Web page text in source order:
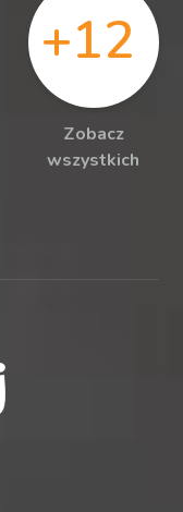
+12
Zobacz
wszystkich